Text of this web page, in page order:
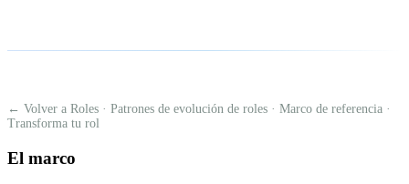
← Volver a Roles · Patrones de evolución de roles · Marco de referencia ·
Transforma tu rol
El marco